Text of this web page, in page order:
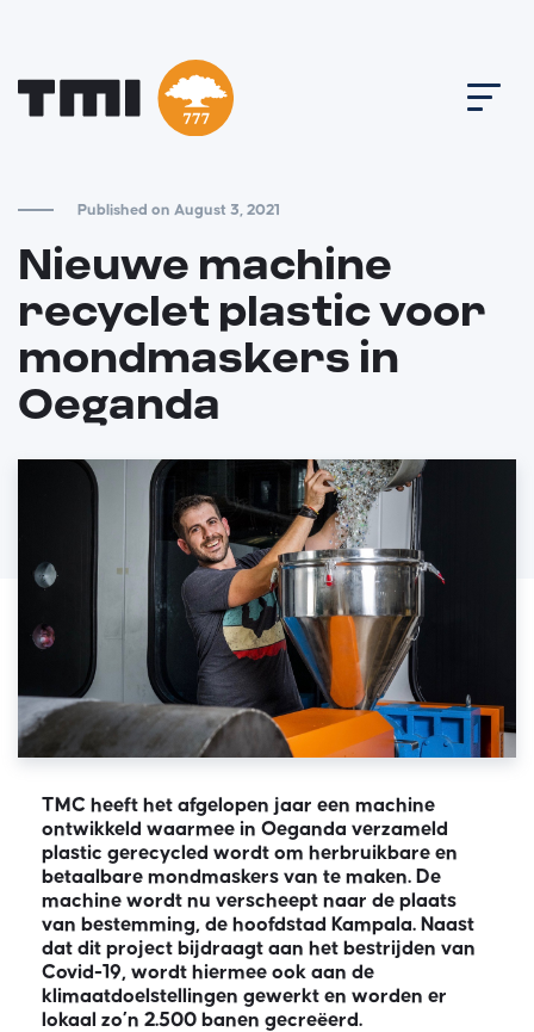
Published on August 3, 2021
Nieuwe machine
recyclet plastic voor
mondmaskers in
Oeganda
TMC heeft het afgelopen jaar een machine
ontwikkeld waarmee in Oeganda verzameld
plastic gerecycled wordt om herbruikbare en
betaalbare mondmaskers van te maken. De
machine wordt nu verscheept naar de plaats
van bestemming, de hoofdstad Kampala. Naast
dat dit project bijdraagt aan het bestrijden van
Covid-19, wordt hiermee ook aan de
klimaatdoelstellingen gewerkt en worden er
lokaal zo’n 2.500 banen gecreëerd.